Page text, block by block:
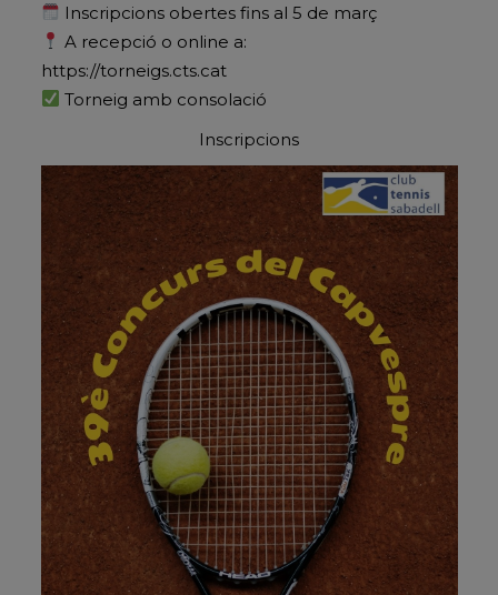
Inscripcions obertes fins al 5 de març
A recepció o online a:
https://torneigs.cts.cat
Torneig amb consolació
Inscripcions